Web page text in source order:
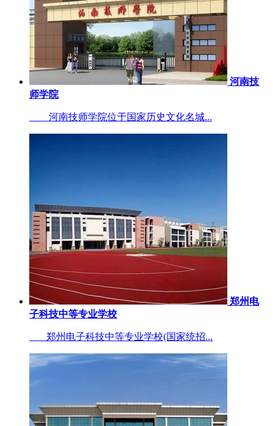
河南技
师学院
河南技师学院位于国家历史文化名城...
郑州电
子科技中等专业学校
郑州电子科技中等专业学校(国家统招...